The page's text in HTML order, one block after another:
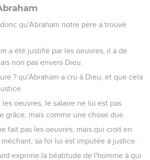
qu'Abraham notre père a trouvé
a été justifié par les oeuvres, il a de
non pas envers Dieu.
? qu'Abraham a cru à Dieu, et que cela
oeuvres, le salaire ne lui est pas
grâce, mais comme une chose due.
fait pas les oeuvres, mais qui croit en
sa foi lui est imputée à justice.
exprime la béatitude de l'homme à qui